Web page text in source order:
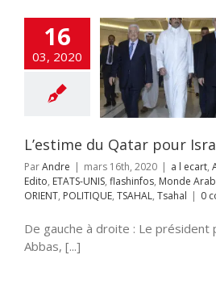
16
03, 2020
du Qatar pour
A LA UNE
ETATS-
Monde
Tsahal
L’estime du Qatar pour
ParAndre | mars 16th, 2020 | a l ecart,
Edito, ETATS-UNIS, flashinfos, Monde
ORIENT, POLITIQUE, TSAHAL, Tsahal | 0
De gauche à droite : Le président
Abbas, [...]